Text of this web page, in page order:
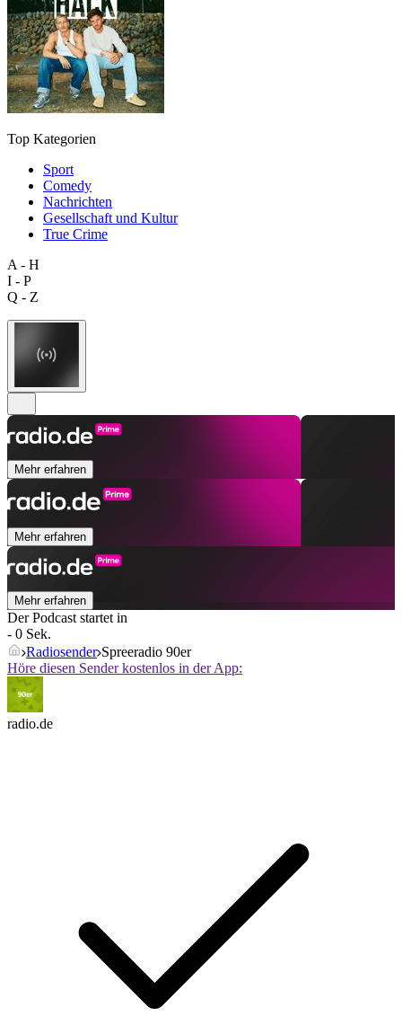
Top Kategorien
Sport
Comedy
Nachrichten
Gesellschaft und Kultur
True Crime
A - H
I - P
Q - Z
Mehr erfahren
Mehr erfahren
Mehr erfahren
Der Podcast startet in
- 0 Sek.
Radiosender Spreeradio 90er
Höre diesen Sender kostenlos in der App:
radio.de